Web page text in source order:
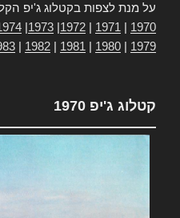
על מנת לצפות בקטלוג ג'יפ
1970
1971
1972
1973
1979
1980
1981
1982
קטלוג ג'יפ 1970